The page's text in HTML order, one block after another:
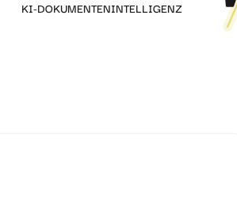
Dokumentenauthentizität
Alle
KI-DOKUMENTENINTELLIGENZ